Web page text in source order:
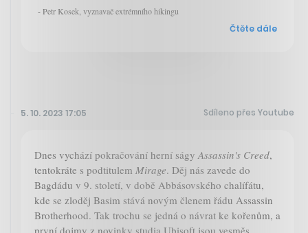
- Petr Kosek, vyznavač extrémního hikingu
Čtěte dále
5. 10. 2023 17:05 Sdíleno přes Youtube
Dnes vychází pokračování herní ságyAssassin's Creed,
tentokráte s podtitulem Mirage. Děj nás zavede do
Bagdádu v 9. století, v době Abbásovského chalífátu,
kde se zloděj Basim stává novým členem řádu Assassin
Brotherhood. Tak trochu se jedná o návrat ke kořenům, a